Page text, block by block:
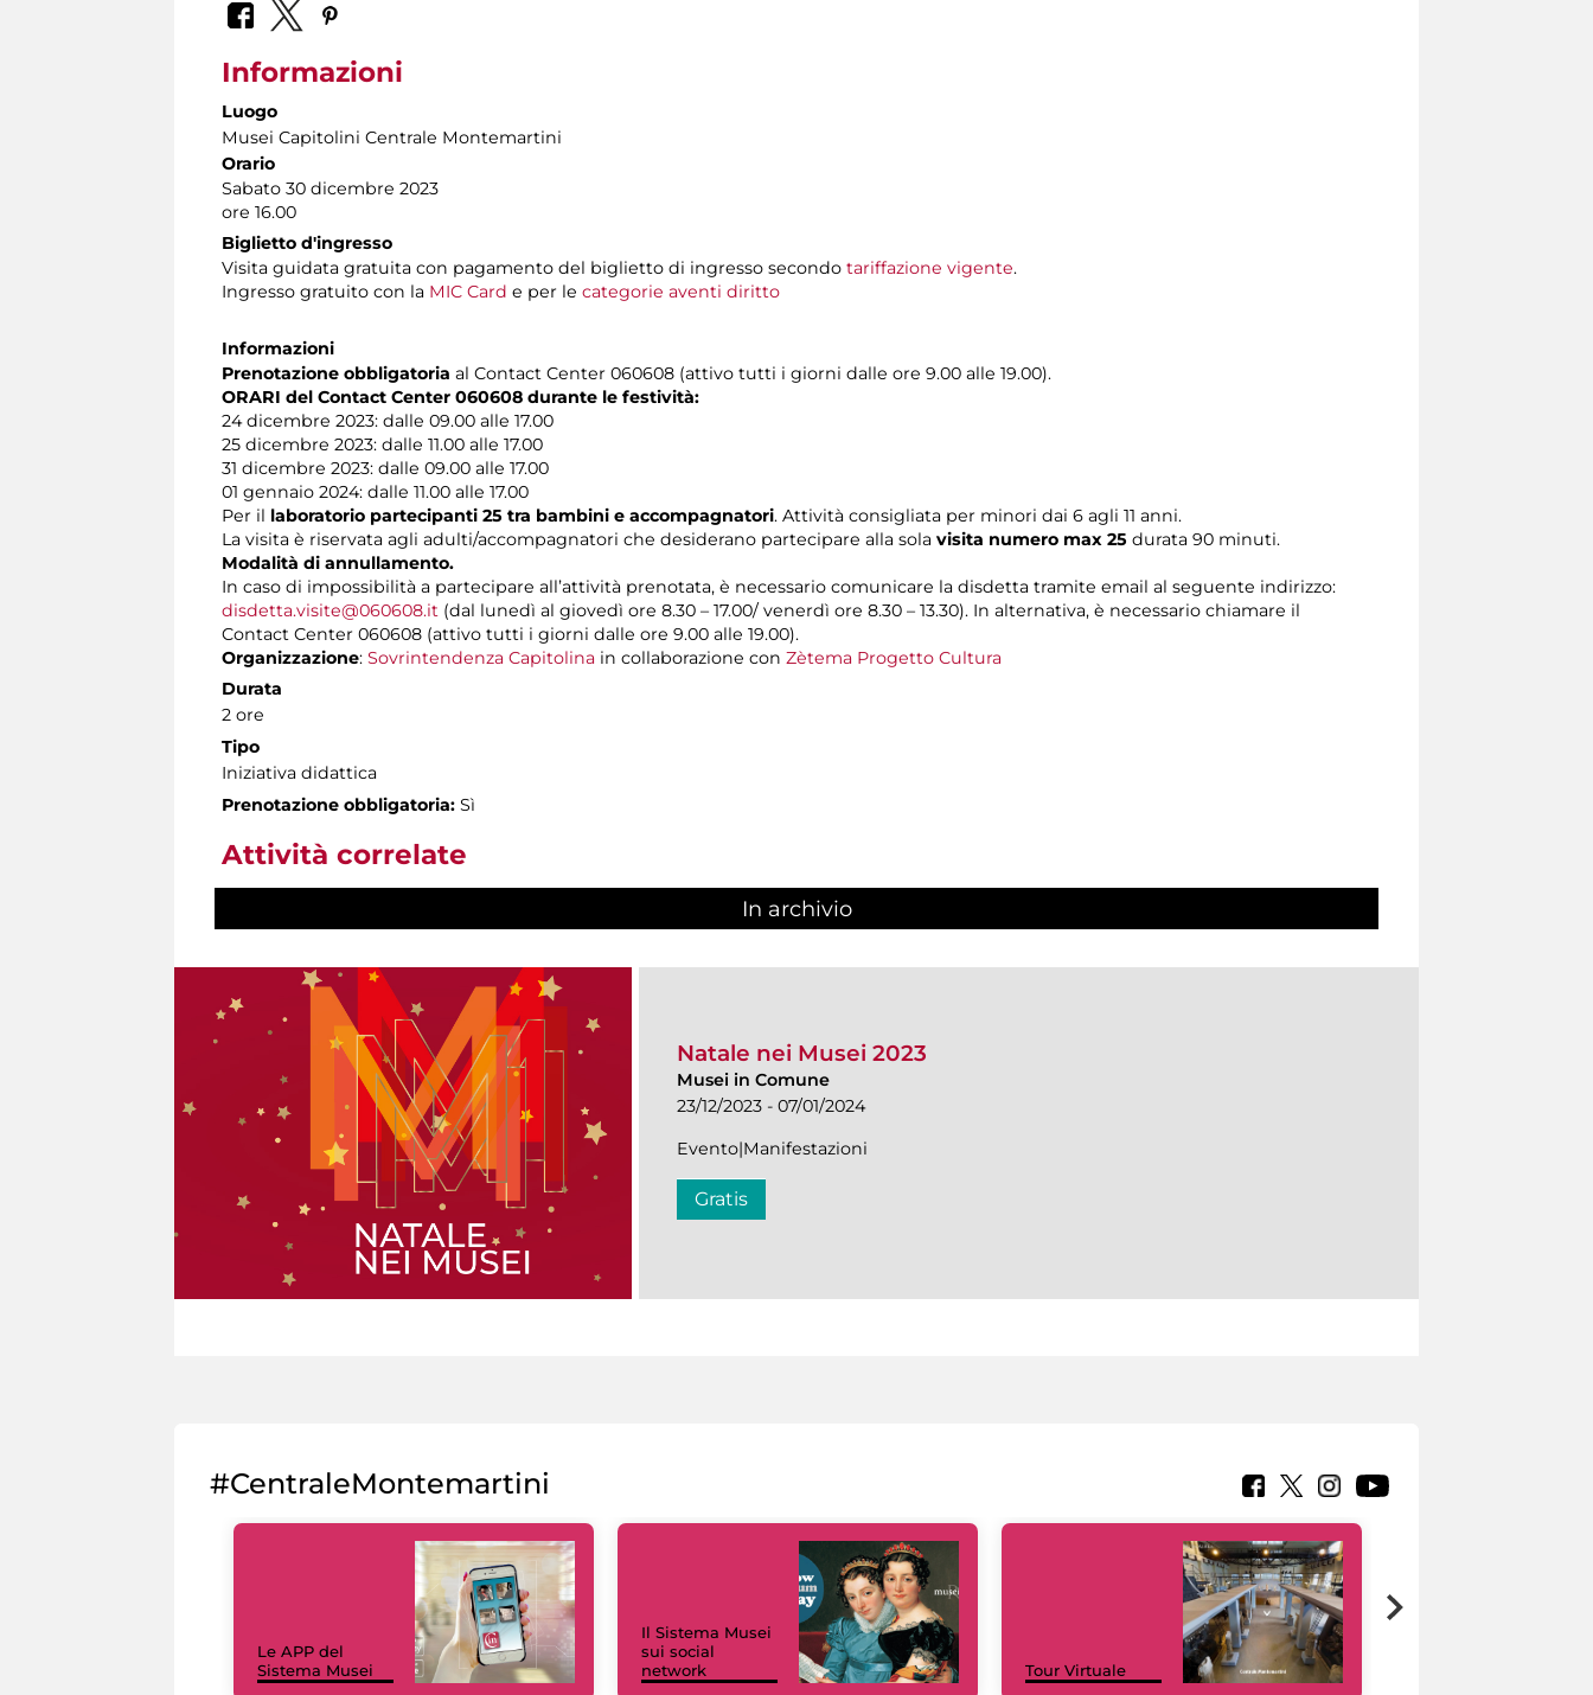
Informazioni
Luogo
Musei Capitolini Centrale Montemartini
Orario
Sabato 30 dicembre 2023
ore 16.00
Biglietto d'ingresso
Visita guidata gratuita con pagamento del biglietto di ingresso secondo tariffazione vigente.
Ingresso gratuito con la MIC Card e per le categorie aventi diritto
Informazioni
Prenotazione obbligatoria al Contact Center 060608 (attivo tutti i giorni dalle ore 9.00 alle 19.00).
ORARI del Contact Center 060608 durante le festività:
24 dicembre 2023: dalle 09.00 alle 17.00
25 dicembre 2023: dalle 11.00 alle 17.00
31 dicembre 2023: dalle 09.00 alle 17.00
01 gennaio 2024: dalle 11.00 alle 17.00
Per il laboratorio partecipanti 25 tra bambini e accompagnatori. Attività consigliata per minori dai 6 agli 11 anni.
La visita è riservata agli adulti/accompagnatori che desiderano partecipare alla sola visita numero max 25 durata 90 minuti.
Modalità di annullamento.
In caso di impossibilità a partecipare all’attività prenotata, è necessario comunicare la disdetta tramite email al seguente indirizzo:
disdetta.visite@060608.it (dal lunedì al giovedì ore 8.30 – 17.00/ venerdì ore 8.30 – 13.30). In alternativa, è necessario chiamare il
Contact Center 060608 (attivo tutti i giorni dalle ore 9.00 alle 19.00).
Organizzazione: Sovrintendenza Capitolina in collaborazione con Zètema Progetto Cultura
Durata
2 ore
Tipo
Iniziativa didattica
Prenotazione obbligatoria: Sì
Attività correlate
In archivio
Natale nei Musei 2023
Musei in Comune
23/12/2023 - 07/01/2024
Evento|Manifestazioni
Gratis
#CentraleMontemartini
Le APP del
Sistema Musei
Il Sistema Musei
sui social
network
Tour Virtuale